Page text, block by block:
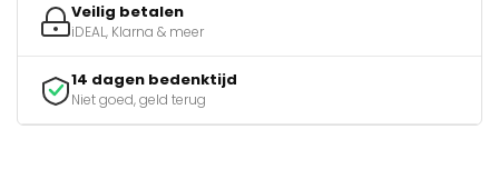
Veilig betalen
iDEAL, Klarna & meer
14 dagen bedenktijd
Niet goed, geld terug